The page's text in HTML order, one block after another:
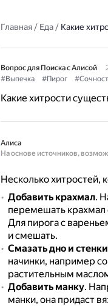
Главная/ Еда/ Какие
Вопрос для Поиска с Алисой
#Выпечка
#Пирог
Какие хитрости
Алиса
На основе источников,
Несколько хитростей,
Добавить крахмал.
перемешать крахмал
Для пирога с
и смешать.
Смазать дно и
начинки, например
растительным
Добавить манку.
манки, она придаст